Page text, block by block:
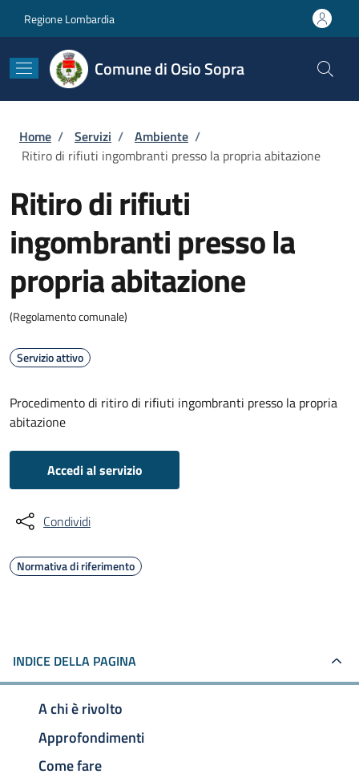
Regione Lombardia
Comune di Osio Sopra
Briciole di pane
Home / Servizi / Ambiente /
Ritiro di rifiuti ingombranti presso la propria abitazione
Ritiro di rifiuti
ingombranti presso la
propria abitazione
(Regolamento comunale)
Servizio attivo
Procedimento di ritiro di rifiuti ingombranti presso la propria
abitazione
Accedi al servizio
Condividi
Normativa di riferimento
INDICE DELLA PAGINA
A chi è rivolto
Approfondimenti
Come fare